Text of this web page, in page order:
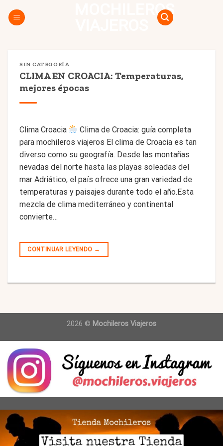
MOCHILEROS
SIN CATEGORÍA
CLIMA EN CROACIA: Temperaturas,
mejores épocas
Clima Croacia
Clima de Croacia: guía completa
para mochileros viajeros El clima de Croacia es tan
diverso como su geografía. Desde las montañas
nevadas del norte hasta las playas soleadas del
mar Adriático, el país ofrece una gran variedad de
temperaturas y paisajes durante todo el año.Esta
mezcla de clima mediterráneo y continental
convierte…
CONTINUAR LEYENDO →
2026 © Mochileros Viajeros